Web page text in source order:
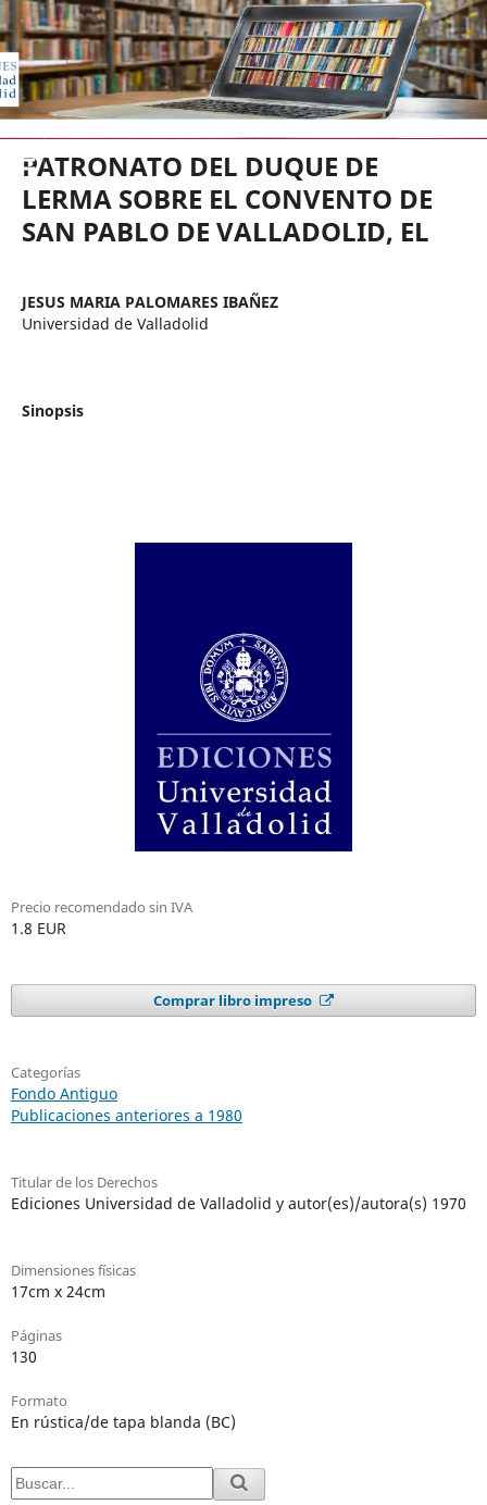
EDICIONES UNIVERSIDAD DE
PATRONATO DEL DUQUE DE
LERMA SOBRE EL CONVENTO DE
SAN PABLO DE VALLADOLID, EL
JESUS MARIA PALOMARES IBAÑEZ
Universidad de Valladolid
Sinopsis
Precio recomendado sin IVA
1.8 EUR
Comprar libro impreso
Categorías
Fondo Antiguo
Publicaciones anteriores a 1980
Titular de los Derechos
Ediciones Universidad de Valladolid y autor(es)/autora(s) 1970
Dimensiones físicas
17cm x 24cm
Páginas
130
Formato
En rústica/de tapa blanda (BC)